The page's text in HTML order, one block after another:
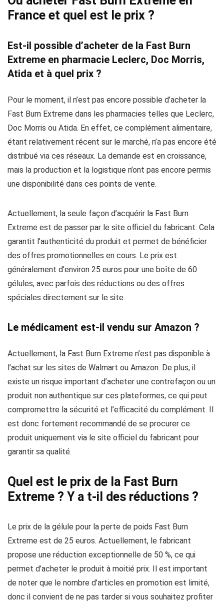
France et quel est le prix ?
Est-il possible d’acheter de la Fast Burn
Extreme en pharmacie Leclerc, Doc Morris,
Atida et à quel prix ?
Pour le moment, il n’est pas encore possible d’acheter la
Fast Burn Extreme dans les pharmacies telles que Leclerc,
Doc Morris ou Atida. En effet, ce complément alimentaire,
étant relativement récent sur le marché, n’a pas encore été
distribué via ces réseaux. La demande est en croissance,
mais la production et la logistique n’ont pas encore permis
une disponibilité dans ces points de vente.
Actuellement, la seule façon d’acquérir la Fast Burn
Extreme est de passer par le site officiel du fabricant. Cela
garantit l’authenticité du produit et permet de bénéficier
des offres promotionnelles en cours. Le prix est
généralement d’environ 25 euros pour une boîte de 60
gélules, avec parfois des réductions ou des offres
spéciales directement sur le site.
Le médicament est-il vendu sur Amazon ?
Actuellement, la Fast Burn Extreme n’est pas disponible à
l’achat sur les sites de Walmart ou Amazon. De plus, il
existe un risque important d’acheter une contrefaçon ou un
produit non authentique sur ces plateformes, ce qui peut
compromettre la sécurité et l’efficacité du complément. Il
est donc fortement recommandé de se procurer ce
produit uniquement via le site officiel du fabricant pour
garantir sa qualité.
Quel est le prix de la Fast Burn
Extreme ? Y a t-il des réductions ?
Le prix de la gélule pour la perte de poids Fast Burn
Extreme est de 25 euros. Actuellement, le fabricant
propose une réduction exceptionnelle de 50 %, ce qui
permet d’acheter le produit à moitié prix. Il est important
de noter que le nombre d’articles en promotion est limité,
donc il convient de ne pas tarder si vous souhaitez profiter